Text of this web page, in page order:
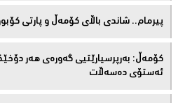
پیرمام.. شاندی باڵای كۆمه‌ڵ و پارتی
كۆمەڵ: بەرپرسیارێتیی گەورەی هەر
ئەستۆی دەسەڵات